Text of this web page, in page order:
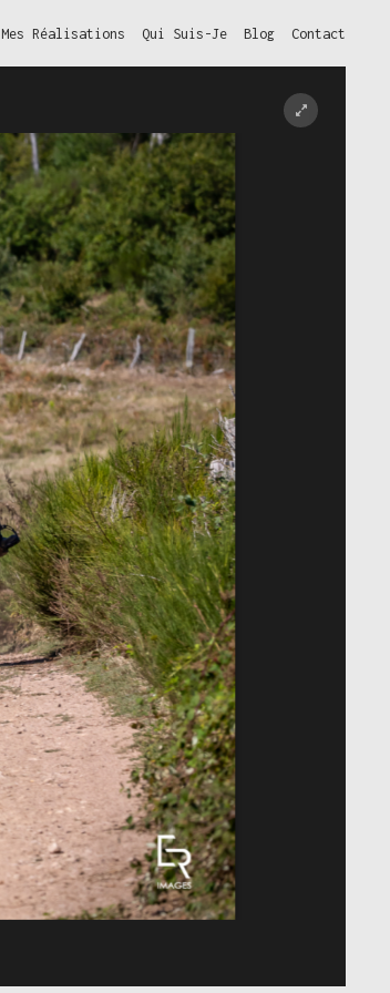
Mes Réalisations Qui Suis-Je Blog Contact